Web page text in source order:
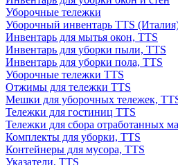
Уборочные тележки
Уборочный инвентарь TTS
Инвентарь для мытья окон, TTS
Инвентарь для уборки пыли, TTS
Инвентарь для уборки пола, TTS
Уборочные тележки TTS
Отжимы для тележки TTS
Мешки для уборочных тележек,
Тележки для гостиниц TTS
Тележки для сбора отработанных
Комплекты для уборки, TTS
Контейнеры для мусора, TTS
Указатели, TTS